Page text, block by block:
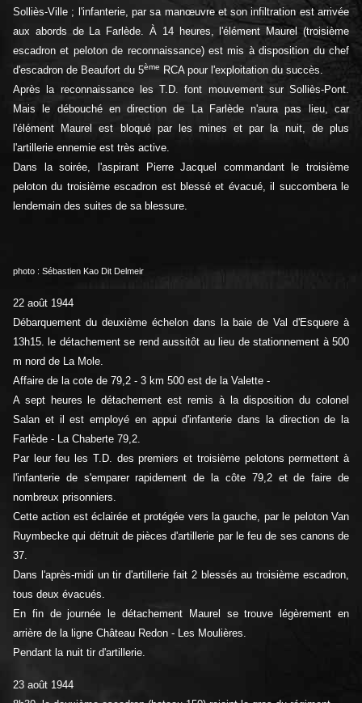
Solliès-Ville ; l'infanterie, par sa manœuvre et son infiltration est arrivée
aux abords de La Farlède. À 14 heures, l'élément Maurel (troisième
escadron et peloton de reconnaissance) est mis à disposition du chef
d'escadron de Beaufort du 5ème
RCA pour l'exploitation du succès.
Après la reconnaissance les T.D. font mouvement sur Solliès-Pont.
Mais le débouché en direction de La Farlède n'aura pas lieu, car
l'élément Maurel est bloqué par les mines et par la nuit, de plus
l'artillerie ennemie est très active.
Dans la soirée, l'aspirant Pierre Jacquel commandant le troisième
peloton du troisième escadron est blessé et évacué, il succombera le
lendemain des suites de sa blessure.
photo : Sébastien Kao Dit Delmeir
22 août 1944
Débarquement du deuxième échelon dans la baie de Val d'Esquere à
13h15. le détachement se rend aussitôt au lieu de stationnement à 500
m nord de La Mole.
Affaire de la cote de 79,2 - 3 km 500 est de la Valette -
A sept heures le détachement est remis à la disposition du colonel
Salan et il est employé en appui d'infanterie dans la direction de la
Farlède - La Chaberte 79,2.
Par leur feu les T.D. des premiers et troisième pelotons permettent à
l'infanterie de s'emparer rapidement de la côte 79,2 et de faire de
nombreux prisonniers.
Cette action est éclairée et protégée vers la gauche, par le peloton Van
Ruymbecke qui détruit de pièces d'artillerie par le feu de ses canons de
37.
Dans l'après-midi un tir d'artillerie fait 2 blessés au troisième escadron,
tous deux évacués.
En fin de journée le détachement Maurel se trouve légèrement en
arrière de la ligne Château Redon - Les Moulières.
Pendant la nuit tir d'artillerie.
23 août 1944